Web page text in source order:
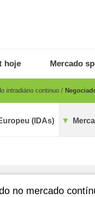
hoje Mercado
intradiário continuo
(IDAs)
no mercado